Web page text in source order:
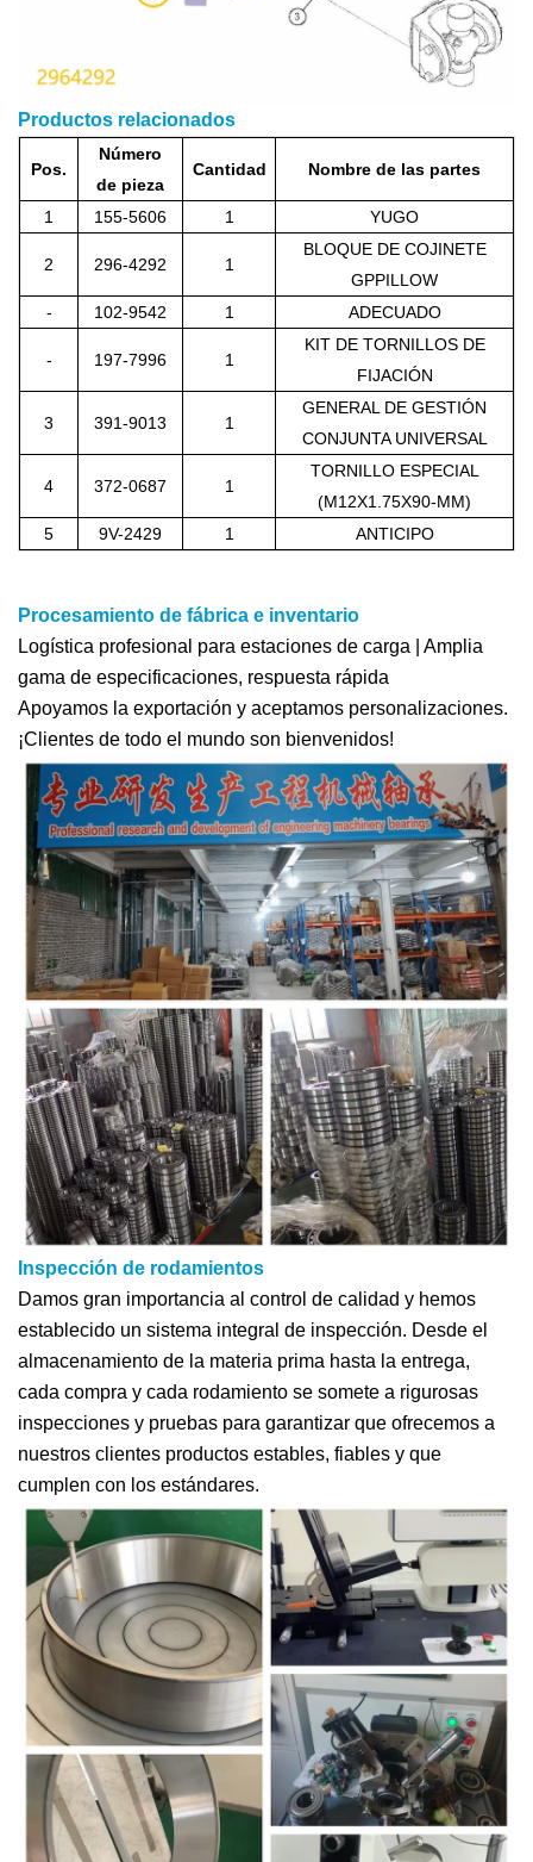
Productos relacionados
Pos.
Número
de pieza
Cantidad Nombre de las partes
1 155-5606 1 YUGO
2 296-4292 1
BLOQUE DE COJINETE
GPPILLOW
-
102-9542 1 ADECUADO
- 197-7996 1
KIT DE TORNILLOS DE
FIJACIÓN
3 391-9013 1
GENERAL DE GESTIÓN
CONJUNTA UNIVERSAL
4 372-0687 1
TORNILLO ESPECIAL
(M12X1.75X90-MM)
5
9V-2429 1 ANTICIPO
Procesamiento de fábrica e inventario
Logística profesional para estaciones de carga | Amplia
gama de especificaciones, respuesta rápida
Apoyamos la exportación y aceptamos personalizaciones.
¡Clientes de todo el mundo son bienvenidos!
Inspección de rodamientos
Damos gran importancia al control de calidad y hemos
establecido un sistema integral de inspección. Desde el
almacenamiento de la materia prima hasta la entrega,
cada compra y cada rodamiento se somete a rigurosas
inspecciones y pruebas para garantizar que ofrecemos a
nuestros clientes productos estables, fiables y que
cumplen con los estándares.